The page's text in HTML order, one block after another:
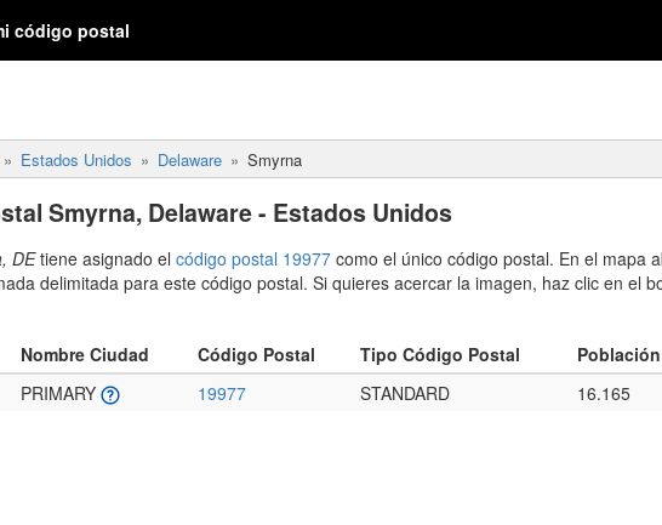
código postal
Estados Unidos Delaware Smyrna
Smyrna, Delaware - Estados Unidos
DEtiene asignado el código postal 19977 como el único código postal. En el mapa
delimitada para este código postal. Si quieres acercar la imagen, haz clic en el
Nombre Ciudad Código Postal Tipo Código Postal
PRIMARY 19977 STANDARD 16.165